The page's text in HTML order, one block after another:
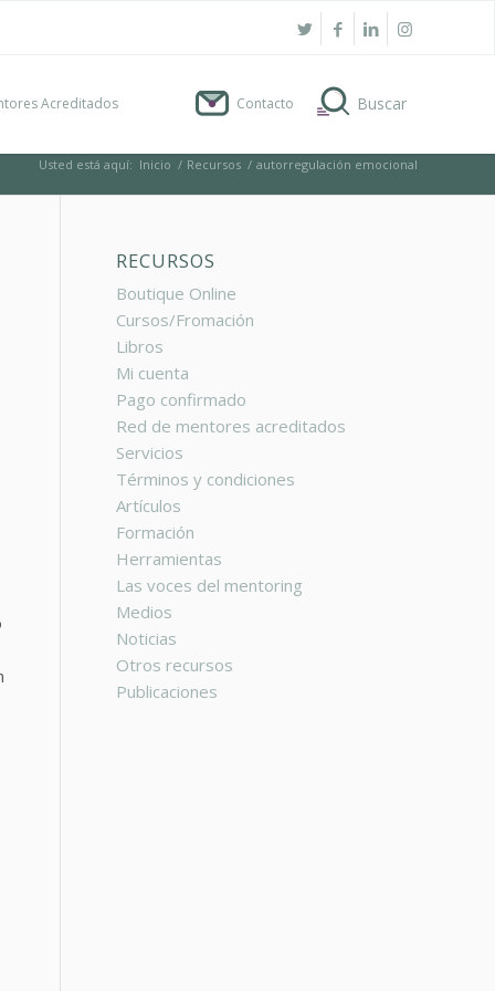
Acreditados Contacto
Usted está aquí: Inicio / Recursos / autorregulación emocional
RECURSOS
Boutique Online
Cursos/Fromación
Libros
Mi cuenta
Pago confirmado
Red de mentores acreditados
Servicios
Términos y condiciones
Artículos
Formación
Herramientas
Las voces del mentoring
Medios
Noticias
Otros recursos
Publicaciones